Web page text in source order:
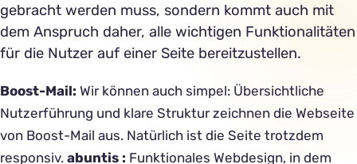
gebracht werden muss, sondern kommt auch mit
dem Anspruch daher, alle wichtigen Funktionalitäten
für die Nutzer auf einer Seite bereitzustellen.
Boost-Mail: Wir können auch simpel: Übersichtliche
Nutzerführung und klare Struktur zeichnen die Webseite
von Boost-Mail aus. Natürlich ist die Seite trotzdem
responsiv. abuntis : Funktionales Webdesign, in dem